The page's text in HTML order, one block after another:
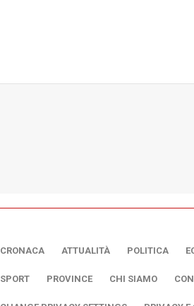
CRONACA ATTUALITÀ POLITICA
SPORT PROVINCE CHI SIAMO